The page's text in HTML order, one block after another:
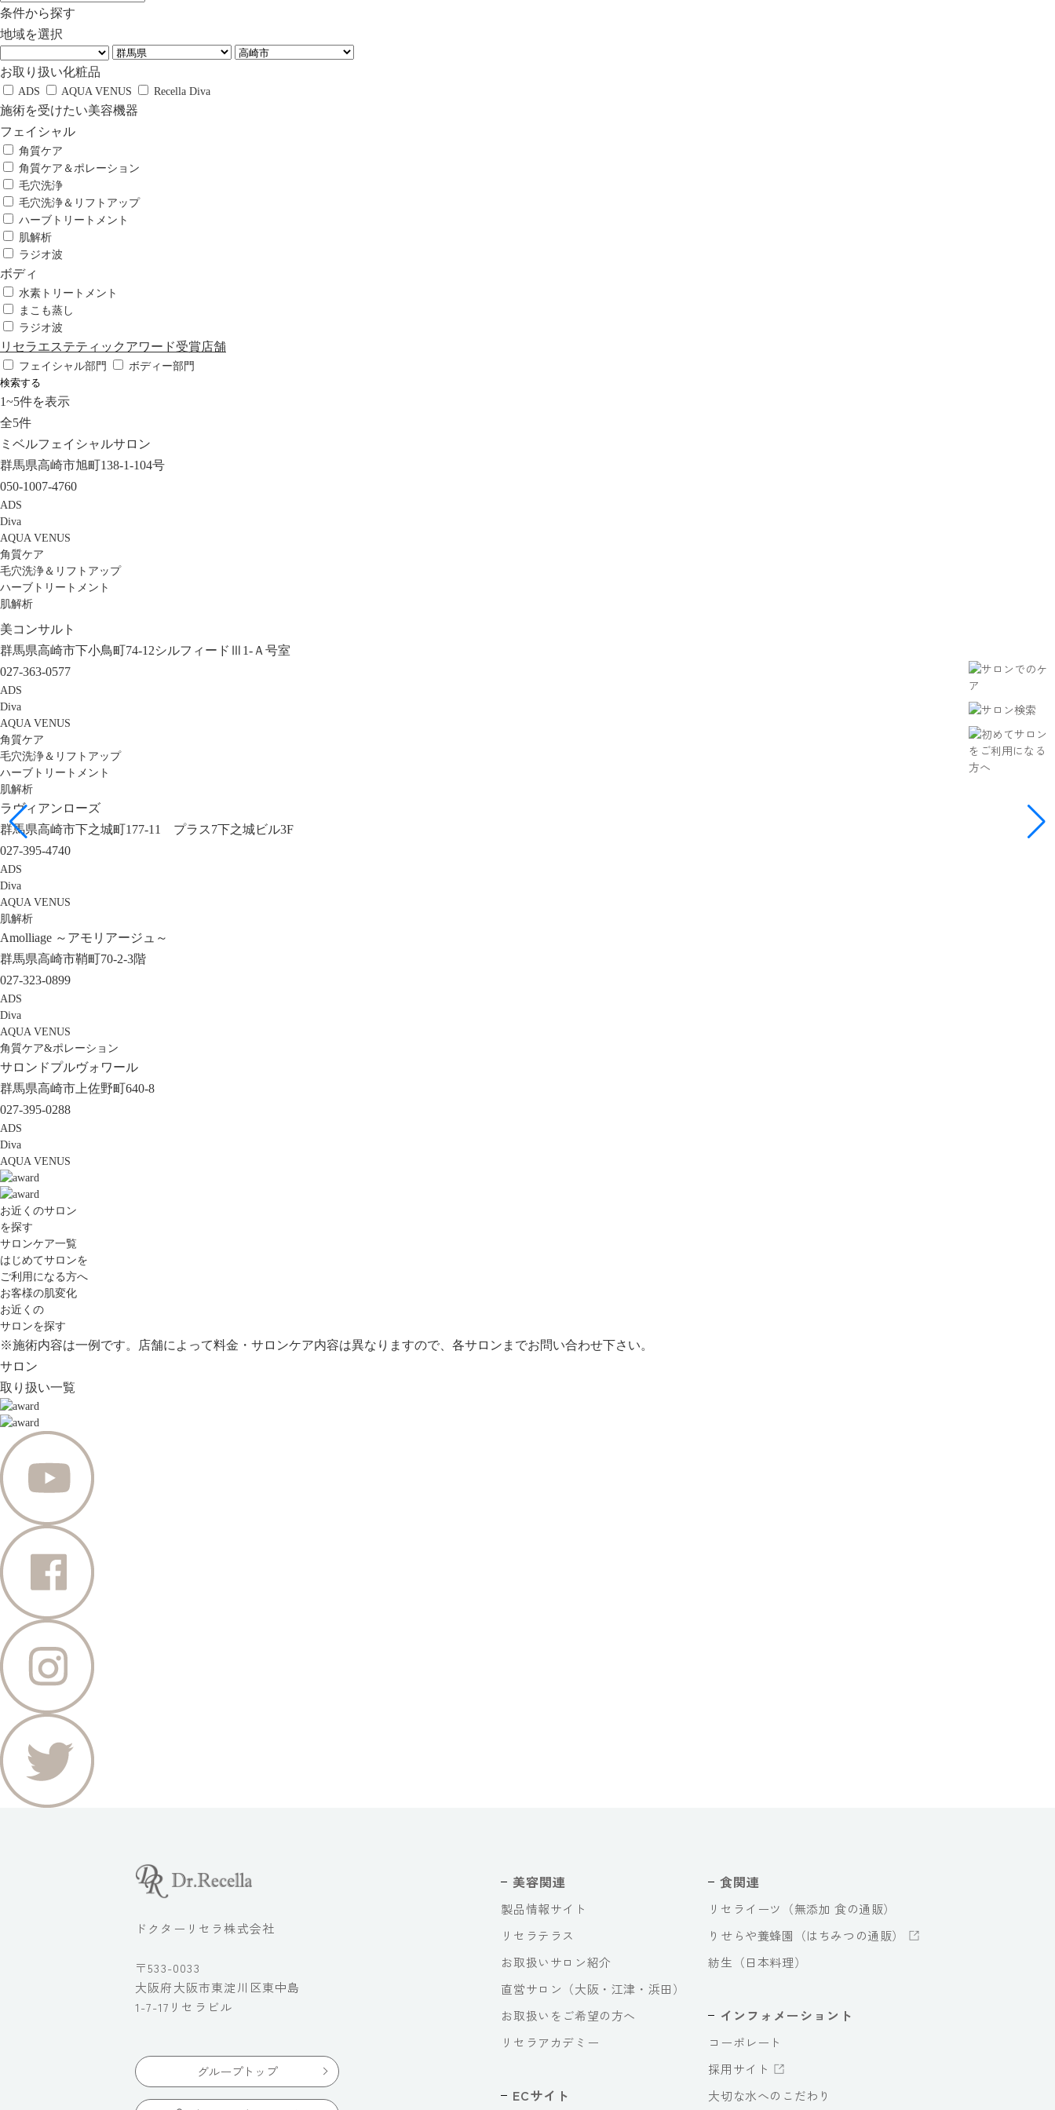
条件から探す
地域を選択
お取り扱い化粧品
ADS AQUA VENUS Recella Diva
施術を受けたい美容機器
フェイシャル
角質ケア
角質ケア＆ポレーション
毛穴洗浄
毛穴洗浄＆リフトアップ
ハーブトリートメント
肌解析
ラジオ波
ボディ
水素トリートメント
まこも蒸し
ラジオ波
リセラエステティックアワード受賞店舗
フェイシャル部門
ボディー部門
検索する
1~5件を表示
全5件
ミベルフェイシャルサロン
群馬県高崎市旭町138-1-104号
050-1007-4760
ADS
Diva
AQUA VENUS
角質ケア
毛穴洗浄＆リフトアップ
ハーブトリートメント
肌解析
美コンサルト
群馬県高崎市下小鳥町74-12シルフィードⅢ1-Ａ号室
027-363-0577
ADS
Diva
AQUA VENUS
角質ケア
毛穴洗浄＆リフトアップ
ハーブトリートメント
肌解析
ラヴィアンローズ
群馬県高崎市下之城町177-11 プラス7下之城ビル3F
027-395-4740
ADS
Diva
AQUA VENUS
肌解析
Amolliage ～アモリアージュ～
群馬県高崎市鞘町70-2-3階
027-323-0899
ADS
Diva
AQUA VENUS
角質ケア&ポレーション
サロンドプルヴォワール
群馬県高崎市上佐野町640-8
027-395-0288
ADS
Diva
AQUA VENUS
お近くのサロン
を探す
サロンケア一覧
はじめてサロンを
ご利用になる方へ
お客様の肌変化
お近くの
サロンを探す
※施術内容は一例です。店舗によって料金・サロンケア内容は異なりますので、各サロンまでお問い合わせ下さい。
サロン
取り扱い一覧
ドクターリセラ株式会社
〒533-0033
大阪府大阪市東淀川区東中島
1-7-17リセラビル
グループトップ
美容関連
製品情報サイト
リセラテラス
お取扱いサロン紹介
直営サロン（大阪・江津・浜田）
お取扱いをご希望の方へ
リセラアカデミー
ECサイト
食関連
リセライーツ（無添加 食の通販）
りせらや養蜂園（はちみつの通販）
紡生（日本料理）
インフォメーショント
コーポレート
採用サイト
大切な水へのこだわり